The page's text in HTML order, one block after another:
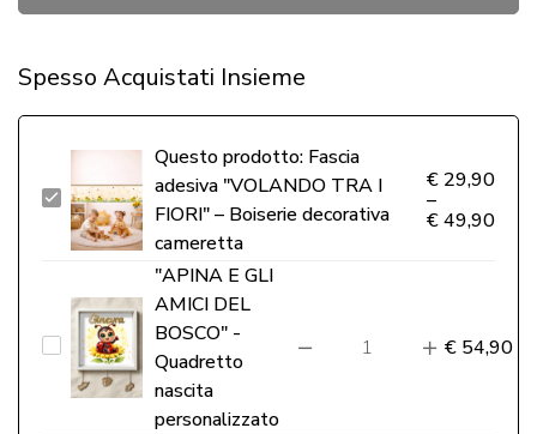
Spesso Acquistati Insieme
Fascia
adesiva
TRA
I
FIORI"
Questo prodotto: Fascia
adesiva "VOLANDO TRA I
FIORI" – Boiserie decorativa
cameretta
€ 29,90
–
€49,90
"APINA
"APINA E GLI
AMICI DEL
BOSCO" -
Quadretto
nascita
personalizzato
€ 54,90